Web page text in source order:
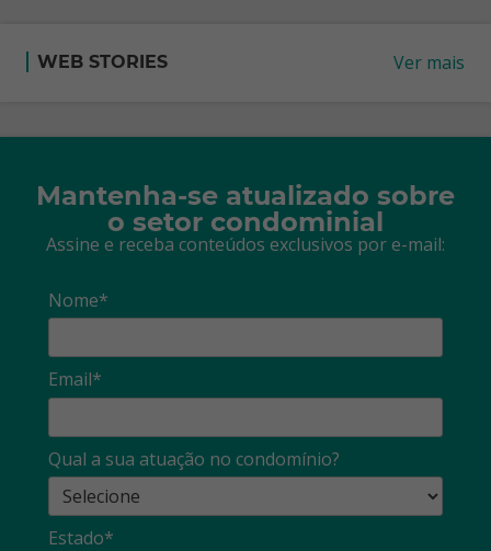
WEB STORIES Ver mais
Mantenha-se atualizado sobre
o setor condominial
Assine e receba conteúdos exclusivos por e-mail:
Nome*
Email*
Qual a sua atuação no condomínio?
Estado*